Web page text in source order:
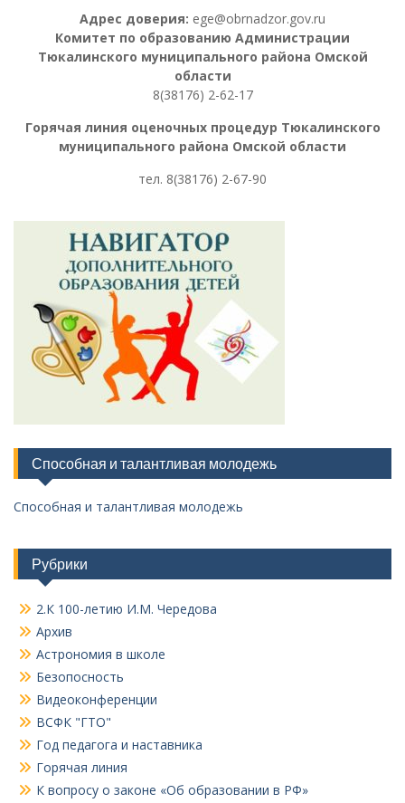
Адрес доверия: ege@obrnadzor.gov.ru
Комитет по образованию Администрации
Тюкалинского муниципального района Омской
области
8(38176) 2-62-17
Горячая линия оценочных процедур Тюкалинского
муниципального района Омской области
тел. 8(38176) 2-67-90
Способная и талантливая молодежь
Способная и талантливая молодежь
Рубрики
2.К 100-летию И.М. Чередова
Архив
Астрономия в школе
Безопосность
Видеоконференции
ВСФК "ГТО"
Год педагога и наставника
Горячая линия
К вопросу о законе «Об образовании в РФ»